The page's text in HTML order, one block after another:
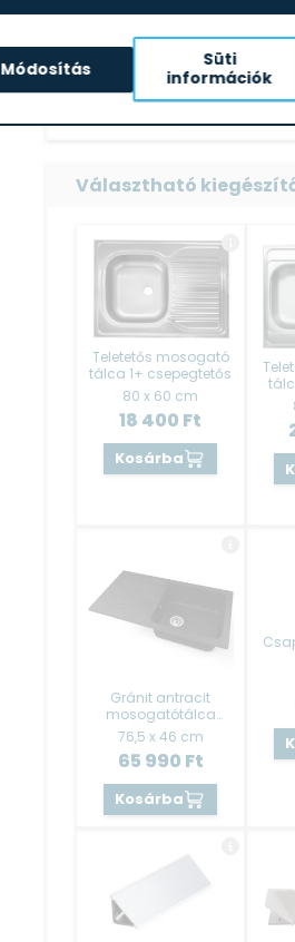
Mir-66
4 600
Választható
Teletetős mosogató
tálca 1+ csepegtetős
80 x 60 cm
18 400 Ft
Kosárba
Gránit antracit
mosogatótálca
1+csepp Evido
76,5 x 46 cm
65 990 Ft
Kosárba
Módosítás
Süti
információk